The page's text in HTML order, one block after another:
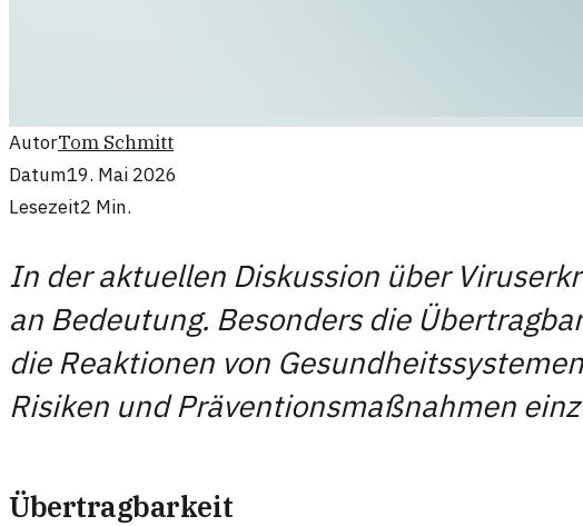
AutorTom Schmitt
Datum19. Mai 2026
Lesezeit2 Min.
In der aktuellen Diskussion über
an Bedeutung. Besonders die
die Reaktionen von
Risiken und Präventionsmaßnahmen
Übertragbarkeit